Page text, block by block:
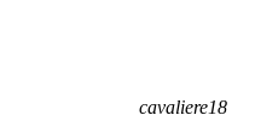
cavaliere18